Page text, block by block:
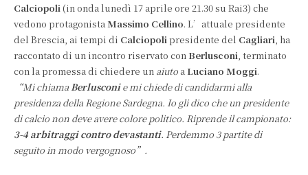
Calciopoli (in onda lunedì 17 aprile ore 21.30 su Rai3) che
vedono protagonistaMassimo Cellino. L’attuale presidente
del Brescia, ai tempi di Calciopolipresidente del Cagliari, ha
raccontato di un incontro riservato con Berlusconi, terminato
con la promessa di chiedere un aiuto a Luciano Moggi.
“Mi chiamaBerlusconie mi chiede di candidarmi alla
presidenza della Regione Sardegna. Io gli dico che un presidente
di calcio non deve avere colore politico. Riprende il campionato:
3-4 arbitraggi contro devastanti. Perdemmo 3 partite di
seguito in modo vergognoso”.